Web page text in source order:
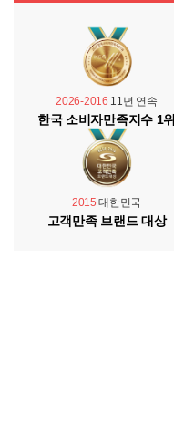
2026-2016 11년 연속
한국 소비자만족지수 1위
2015 대한민국
고객만족 브랜드 대상